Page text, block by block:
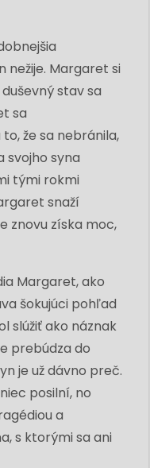
nežije. Margaret si
stav sa
sa
že sa nebránila,
svojho syna
tými rokmi
snaží
znovu získa moc,
Margaret, ako
šokujúci pohľad
slúžiť ako náznak
prebúdza do
je už dávno preč.
posilní, no
a
s ktorými sa ani